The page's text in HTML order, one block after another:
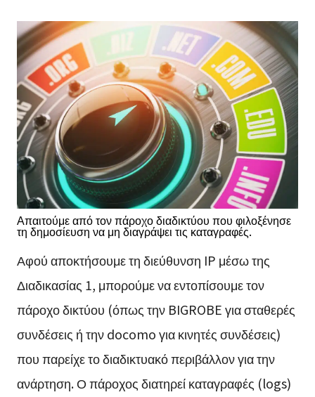
Απαιτούμε από τον πάροχο διαδικτύου που φιλοξένησε
τη δημοσίευση να μη διαγράψει τις καταγραφές.
Αφού αποκτήσουμε τη διεύθυνση IP μέσω της
Διαδικασίας 1, μπορούμε να εντοπίσουμε τον
πάροχο δικτύου (όπως την BIGROBE για σταθερές
συνδέσεις ή την docomo για κινητές συνδέσεις)
που παρείχε το διαδικτυακό περιβάλλον για την
ανάρτηση. Ο πάροχος διατηρεί καταγραφές (logs)